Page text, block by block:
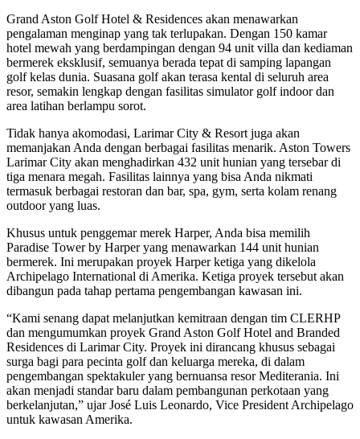
Grand Aston Golf Hotel & Residences akan menawarkan
pengalaman menginap yang tak terlupakan. Dengan 150 kamar
hotel mewah yang berdampingan dengan 94 unit villa dan kediaman
bermerek eksklusif, semuanya berada tepat di samping lapangan
golf kelas dunia. Suasana golf akan terasa kental di seluruh area
resor, semakin lengkap dengan fasilitas simulator golf indoor dan
area latihan berlampu sorot.
Tidak hanya akomodasi, Larimar City & Resort juga akan
memanjakan Anda dengan berbagai fasilitas menarik. Aston Towers
Larimar City akan menghadirkan 432 unit hunian yang tersebar di
tiga menara megah. Fasilitas lainnya yang bisa Anda nikmati
termasuk berbagai restoran dan bar, spa, gym, serta kolam renang
outdoor yang luas.
Khusus untuk penggemar merek Harper, Anda bisa memilih
Paradise Tower by Harper yang menawarkan 144 unit hunian
bermerek. Ini merupakan proyek Harper ketiga yang dikelola
Archipelago International di Amerika. Ketiga proyek tersebut akan
dibangun pada tahap pertama pengembangan kawasan ini.
“Kami senang dapat melanjutkan kemitraan dengan tim CLERHP
dan mengumumkan proyek Grand Aston Golf Hotel and Branded
Residences di Larimar City. Proyek ini dirancang khusus sebagai
surga bagi para pecinta golf dan keluarga mereka, di dalam
pengembangan spektakuler yang bernuansa resor Mediterania. Ini
akan menjadi standar baru dalam pembangunan perkotaan yang
berkelanjutan,” ujar José Luis Leonardo, Vice President Archipelago
untuk kawasan Amerika.